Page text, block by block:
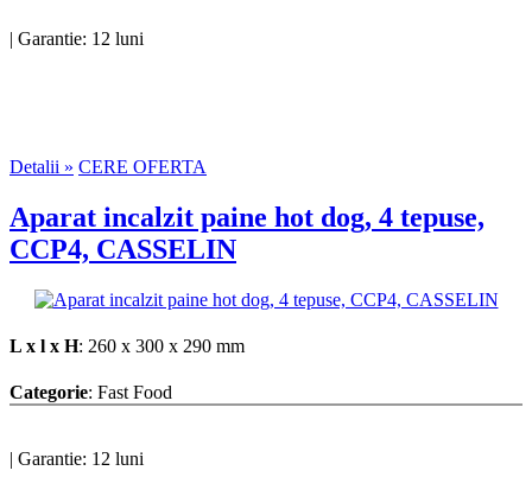
| Garantie: 12 luni
Detalii » CERE OFERTA
Aparat incalzit paine hot dog, 4 tepuse,
CCP4, CASSELIN
L x l x H: 260 x 300 x 290 mm
Categorie: Fast Food
| Garantie: 12 luni